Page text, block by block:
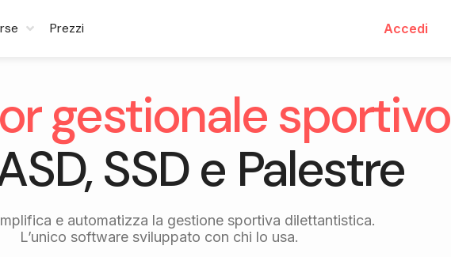
Prezzi Accedi
gestionale sportivo
SSD e Palestre
e automatizza la gestione sportiva dilettantistica.
L’unico software sviluppato con chi lo usa.